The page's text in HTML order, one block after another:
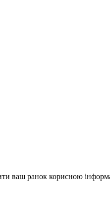
ваш ранок корисною